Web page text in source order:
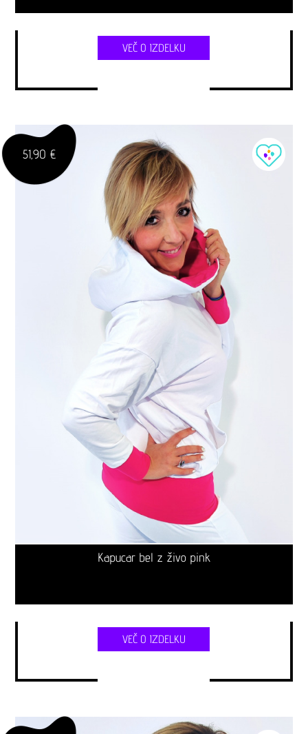
VEČ O IZDELKU
51,90 €
Kapucar bel z živo pink
VEČ O IZDELKU